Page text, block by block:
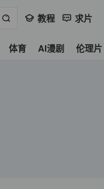
教程 求片
体育 AI漫剧 伦理片